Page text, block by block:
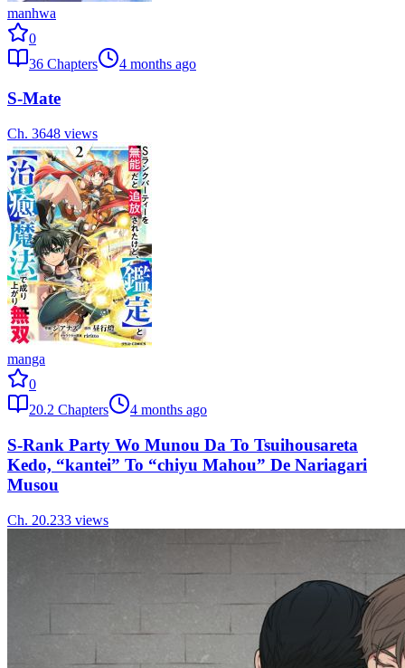
manhwa
0
36 Chapters 4 months ago
S-Mate
Ch. 3648 views
manga
0
20.2 Chapters 4 months ago
S-Rank Party Wo Munou Da To Tsuihousareta
Kedo, “kantei” To “chiyu Mahou” De Nariagari
Musou
Ch. 20.233 views